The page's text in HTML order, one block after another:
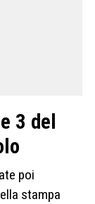
3 del
poi
stampa